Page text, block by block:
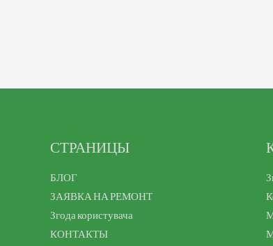
СТРАНИЦЫ
БЛОГ
ЗАЯВКА НА РЕМОНТ
Згода користувача
КОНТАКТЫ